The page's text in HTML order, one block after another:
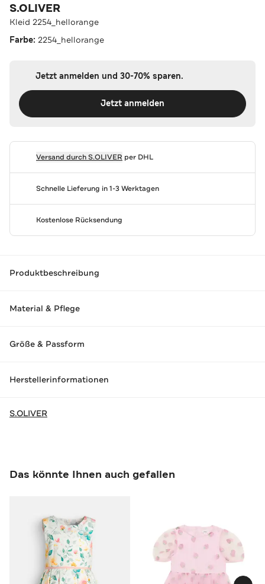
S.OLIVER
Kleid 2254_hellorange
Farbe: 2254_hellorange
Jetzt anmelden und 30-70% sparen.
Jetzt anmelden
Versand durchS.OLIVER per DHL
Schnelle Lieferung in 1-3 Werktagen
Kostenlose Rücksendung
Produktbeschreibung
Material & Pflege
Größe & Passform
Herstellerinformationen
S.OLIVER
Das könnte Ihnen auch gefallen